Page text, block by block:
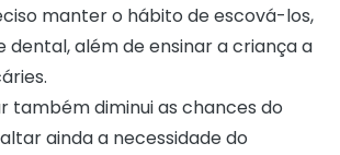
manter o hábito de escová-los,
além de ensinar a criança a
também diminui as chances do
ainda a necessidade do